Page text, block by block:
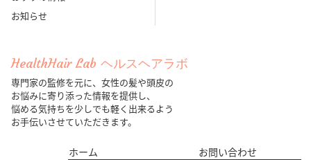
お知らせ
HealthHair Lab ヘルスヘアラボ
専門家の監修を元に、女性の髪や頭皮の
お悩みに寄り添った情報を提供し、
悩める気持ちを少しでも軽く出来るよう
お手伝いさせていただきます。
ホーム
お問い合わせ